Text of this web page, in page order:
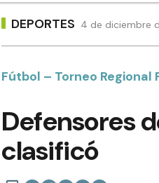
DEPORTES 4 de diciembre
Fútbol – Torneo
Defensores
clasificó